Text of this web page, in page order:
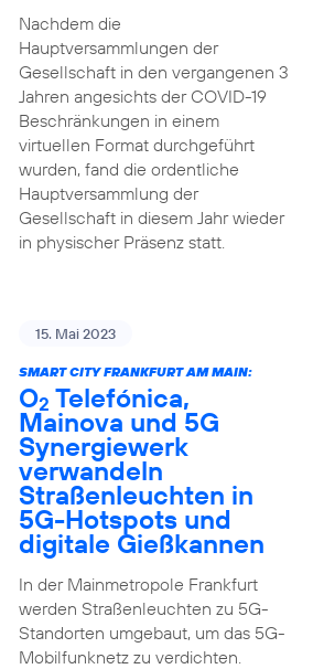
Nachdem die
Hauptversammlungen der
Gesellschaft in den vergangenen 3
Jahren angesichts der COVID-19
Beschränkungen in einem
virtuellen Format durchgeführt
wurden, fand die ordentliche
Hauptversammlung der
Gesellschaft in diesem Jahr wieder
in physischer Präsenz statt.
15. Mai 2023
SMART CITY FRANKFURT AM MAIN:
O2 Telefónica,
Mainova und 5G
Synergiewerk
verwandeln
Straßenleuchten in
5G-Hotspots und
digitale Gießkannen
In der Mainmetropole Frankfurt
werden Straßenleuchten zu 5G-
Standorten umgebaut, um das 5G-
Mobilfunknetz zu verdichten.